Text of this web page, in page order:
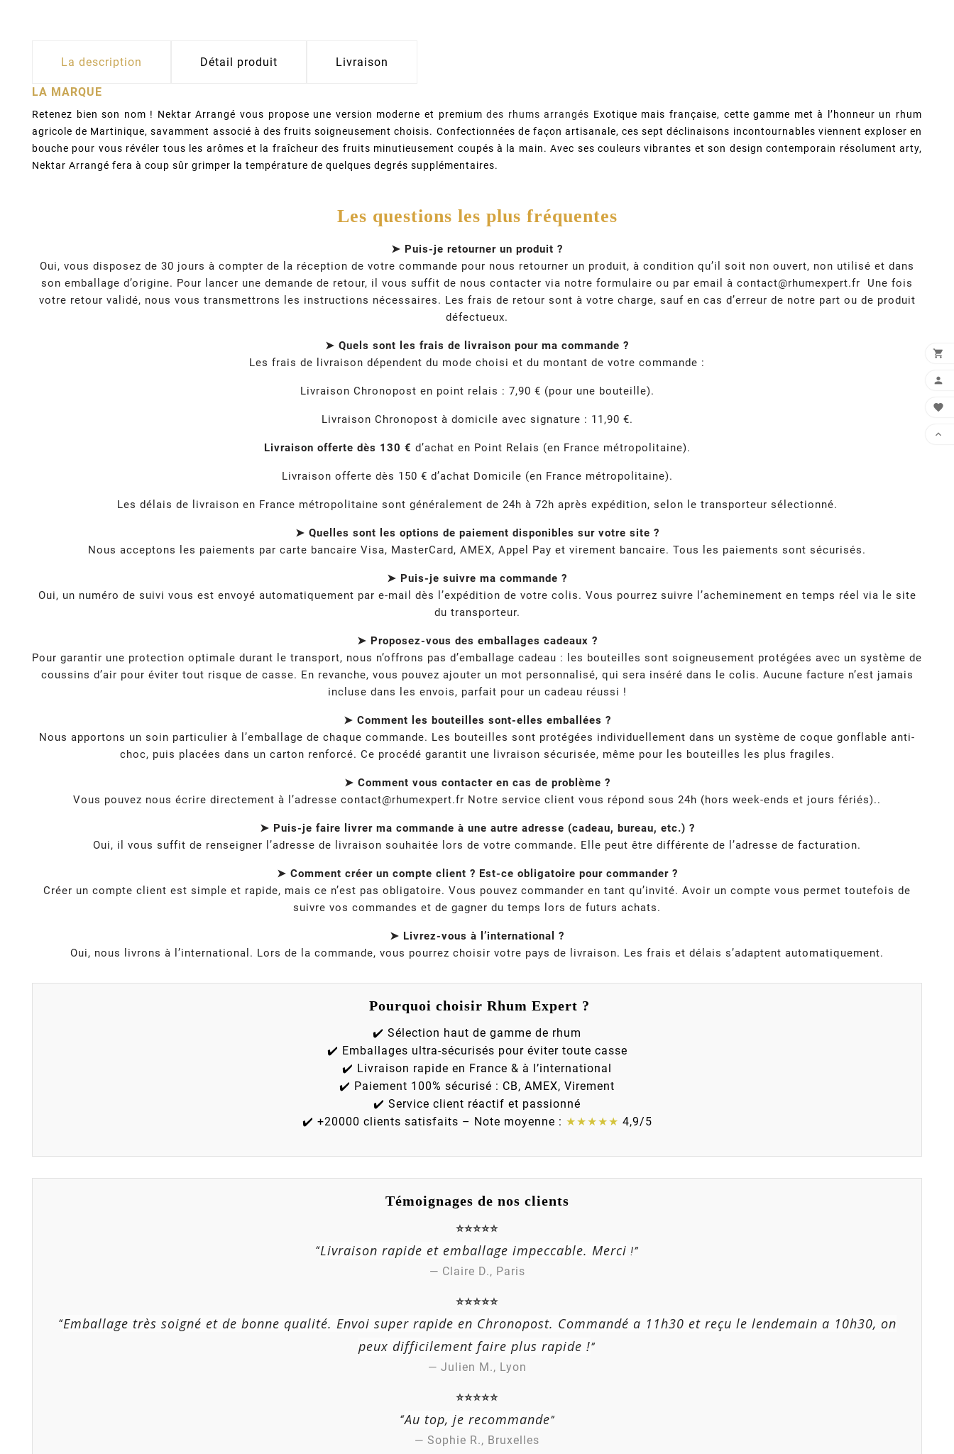
La description Détail produit Livraison
LA MARQUE
Retenez bien son nom ! Nektar Arrangé vous propose une version moderne et premiumdes rhums arrangés Exotique mais française, cette gamme met à l’honneur un rhum
agricole de Martinique, savamment associé à des fruits soigneusement choisis. Confectionnées de façon artisanale, ces sept déclinaisons incontournables viennent exploser en
bouche pour vous révéler tous les arômes et la fraîcheur des fruits minutieusement coupés à la main. Avec ses couleurs vibrantes et son design contemporain résolument arty,
Nektar Arrangé fera à coup sûr grimper la température de quelques degrés supplémentaires.
Les questions les plus fréquentes
➤ Puis-je retourner un produit ?
Oui, vous disposez de 30 jours à compter de la réception de votre commande pour nous retourner un produit, à condition qu’il soit non ouvert, non utilisé et dans
son emballage d’origine. Pour lancer une demande de retour, il vous suffit de nous contacter via notre formulaire ou par email à contact@rhumexpert.fr Une fois
votre retour validé, nous vous transmettrons les instructions nécessaires. Les frais de retour sont à votre charge, sauf en cas d’erreur de notre part ou de produit
défectueux.
➤ Quels sont les frais de livraison pour ma commande ?
Les frais de livraison dépendent du mode choisi et du montant de votre commande :
Livraison Chronopost en point relais : 7,90 € (pour une bouteille).
Livraison Chronopost à domicile avec signature : 11,90 €.
Livraison offerte dès 130 € d’achat en Point Relais (en France métropolitaine).
Livraison offerte dès 150 € d’achat Domicile (en France métropolitaine).
Les délais de livraison en France métropolitaine sont généralement de 24h à 72h après expédition, selon le transporteur sélectionné.
➤ Quelles sont les options de paiement disponibles sur votre site ?
Nous acceptons les paiements par carte bancaire Visa, MasterCard, AMEX, Appel Pay et virement bancaire. Tous les paiements sont sécurisés.
➤ Puis-je suivre ma commande ?
Oui, un numéro de suivi vous est envoyé automatiquement par e-mail dès l’expédition de votre colis. Vous pourrez suivre l’acheminement en temps réel via le site
du transporteur.
➤ Proposez-vous des emballages cadeaux ?
Pour garantir une protection optimale durant le transport, nous n’offrons pas d’emballage cadeau : les bouteilles sont soigneusement protégées avec un système de
coussins d’air pour éviter tout risque de casse. En revanche, vous pouvez ajouter un mot personnalisé, qui sera inséré dans le colis. Aucune facture n’est jamais
incluse dans les envois, parfait pour un cadeau réussi !
➤ Comment les bouteilles sont-elles emballées ?
Nous apportons un soin particulier à l’emballage de chaque commande. Les bouteilles sont protégées individuellement dans un système de coque gonflable anti-
choc, puis placées dans un carton renforcé. Ce procédé garantit une livraison sécurisée, même pour les bouteilles les plus fragiles.
➤ Comment vous contacter en cas de problème ?
Vous pouvez nous écrire directement à l’adresse contact@rhumexpert.fr Notre service client vous répond sous 24h (hors week-ends et jours fériés)..
➤ Puis-je faire livrer ma commande à une autre adresse (cadeau, bureau, etc.) ?
Oui, il vous suffit de renseigner l’adresse de livraison souhaitée lors de votre commande. Elle peut être différente de l’adresse de facturation.
➤ Comment créer un compte client ? Est-ce obligatoire pour commander ?
Créer un compte client est simple et rapide, mais ce n’est pas obligatoire. Vous pouvez commander en tant qu’invité. Avoir un compte vous permet toutefois de
suivre vos commandes et de gagner du temps lors de futurs achats.
➤ Livrez-vous à l’international ?
Oui, nous livrons à l’international. Lors de la commande, vous pourrez choisir votre pays de livraison. Les frais et délais s’adaptent automatiquement.
Pourquoi choisir Rhum Expert ?
✔️ Sélection haut de gamme de rhum
✔️ Emballages ultra-sécurisés pour éviter toute casse
✔️ Livraison rapide en France & à l’international
✔️ Paiement 100% sécurisé : CB, AMEX, Virement
✔️ Service client réactif et passionné
✔️ +20000 clients satisfaits – Note moyenne : ★★★★★ 4,9/5
Témoignages de nos clients
⭐⭐⭐⭐⭐
“Livraison rapide et emballage impeccable. Merci !”
— Claire D., Paris
⭐⭐⭐⭐⭐
“Emballage très soigné et de bonne qualité. Envoi super rapide en Chronopost. Commandé a 11h30 et reçu le lendemain a 10h30, on
peux difficilement faire plus rapide !”
— Julien M., Lyon
⭐⭐⭐⭐⭐
“Au top, je recommande”
— Sophie R., Bruxelles



